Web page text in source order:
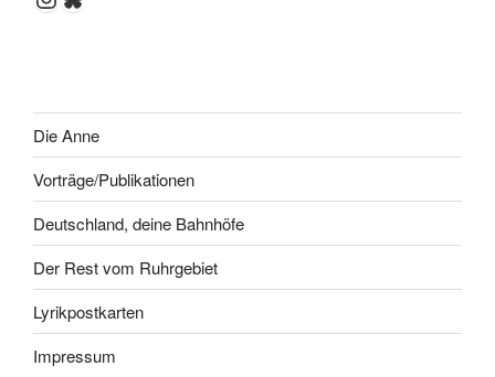
Die Anne
Vorträge/Publikationen
Deutschland, deine Bahnhöfe
Der Rest vom Ruhrgebiet
Lyrikpostkarten
Impressum